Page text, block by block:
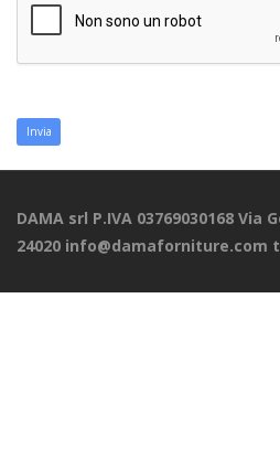
Invia
DAMA srl P.IVA 03769030168 Via
24020 info@damaforniture.com